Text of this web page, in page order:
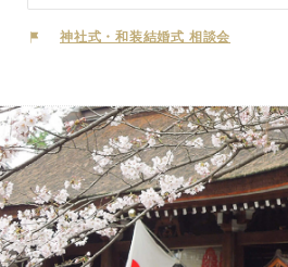
す。東本宮は夫婦の神様の結婚式を再現
まれた厳かな空間で、夫婦の神様に見守
神社式・和装結婚式 相談会